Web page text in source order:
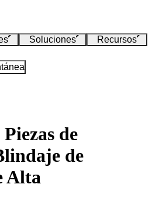
Soluciones Recursos
de
de
Alta